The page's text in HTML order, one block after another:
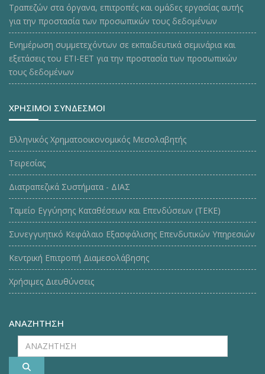
Τραπεζών στα όργανα, επιτροπές και ομάδες εργασίας αυτής
για την προστασία των προσωπικών τους δεδομένων
Ενημέρωση συμμετεχόντων σε εκπαιδευτικά σεμινάρια και
εξετάσεις του ΕΤΙ-ΕΕΤ για την προστασία των προσωπικών
τους δεδομένων
ΧΡΗΣΙΜΟΙ ΣΥΝΔΕΣΜΟΙ
Ελληνικός Χρηματοοικονομικός Μεσολαβητής
Τειρεσίας
Διατραπεζικά Συστήματα - ΔΙΑΣ
Ταμείο Εγγύησης Καταθέσεων και Επενδύσεων (ΤΕΚE)
Συνεγγυητικό Κεφάλαιο Εξασφάλισης Επενδυτικών Υπηρεσιών
Κεντρική Επιτροπή Διαμεσολάβησης
Χρήσιμες Διευθύνσεις
ΑΝΑΖΗΤΗΣΗ
ΑΝΑΖΗΤΗΣΗ